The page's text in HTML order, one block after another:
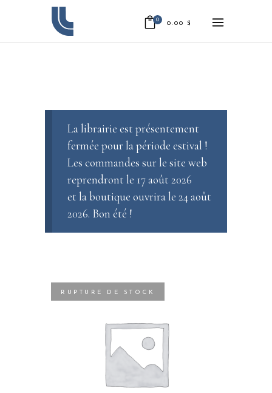
0 0.00 $
La librairie est présentement
fermée pour la période estival !
Les commandes sur le site web
reprendront le 17 août 2026
et la boutique ouvrira le 24 août
2026. Bon été !
RUPTURE DE STOCK